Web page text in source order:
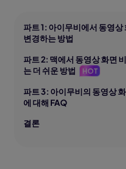
파트 1: 아이무비에서 동영상
변경하는 방법
파트 2: 맥에서 동영상 화면
는 더 쉬운 방법
HOT
파트 3: 아이무비의 동영상
에 대해 FAQ
결론